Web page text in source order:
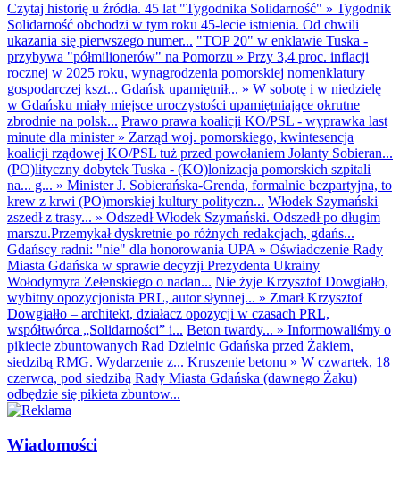
Czytaj historię u źródła. 45 lat "Tygodnika Solidarność" » Tygodnik
Solidarność obchodzi w tym roku 45-lecie istnienia. Od chwili
ukazania się pierwszego numer... "TOP 20" w enklawie Tuska -
przybywa "półmilionerów" na Pomorzu » Przy 3,4 proc. inflacji
rocznej w 2025 roku, wynagrodzenia pomorskiej nomenklatury
gospodarczej kszt... Gdańsk upamiętnił... » W sobotę i w niedzielę
w Gdańsku miały miejsce uroczystości upamiętniające okrutne
zbrodnie na polsk... Prawo prawa koalicji KO/PSL - wyprawka last
minute dla minister» Zarząd woj. pomorskiego, kwintesencja
koalicji rządowej KO/PSL tuż przed powołaniem Jolanty Sobieran...
(PO)lityczny dobytek Tuska - (KO)lonizacja pomorskich szpitali
na... g... » Minister J. Sobierańska-Grenda, formalnie bezpartyjna, to
krew z krwi (PO)morskiej kultury polityczn... Włodek Szymański
zszedł z trasy... » Odszedł Włodek Szymański. Odszedł po długim
marszu.Przemykał dyskretnie po różnych redakcjach, gdańs...
Gdańscy radni: "nie" dla honorowania UPA » Oświadczenie Rady
Miasta Gdańska w sprawie decyzji Prezydenta Ukrainy
Wołodymyra Zełenskiego o nadan... Nie żyje Krzysztof Dowgiałło,
wybitny opozycjonista PRL, autor słynnej... » Zmarł Krzysztof
Dowgiałło – architekt, działacz opozycji w czasach PRL,
współtwórca „Solidarności” i... Beton twardy... » Informowaliśmy o
pikiecie zbuntowanych Rad Dzielnic Gdańska przed Żakiem,
siedzibą RMG. Wydarzenie z... Kruszenie betonu » W czwartek, 18
czerwca, pod siedzibą Rady Miasta Gdańska (dawnego Żaku)
odbędzie się pikieta zbuntow...
Wiadomości